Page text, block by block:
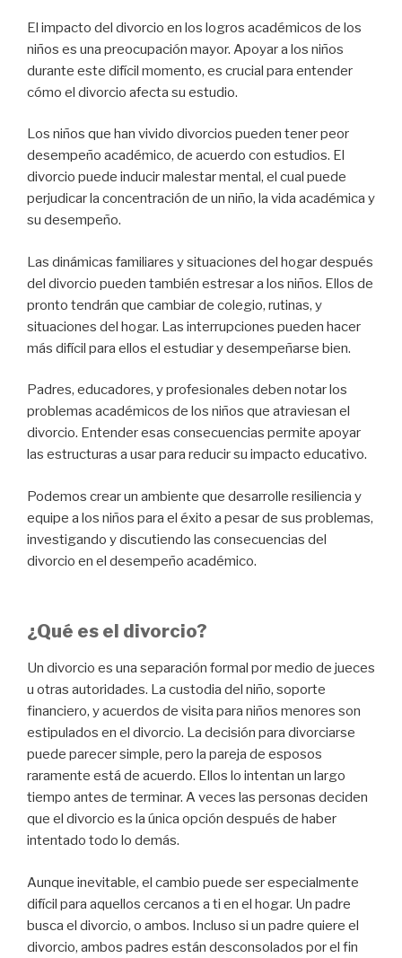
El impacto del divorcio en los logros académicos de los
niños es una preocupación mayor. Apoyar a los niños
durante este difícil momento, es crucial para entender
cómo el divorcio afecta su estudio.
Los niños que han vivido divorcios pueden tener peor
desempeño académico, de acuerdo con estudios. El
divorcio puede inducir malestar mental, el cual puede
perjudicar la concentración de un niño, la vida académica y
su desempeño.
Las dinámicas familiares y situaciones del hogar después
del divorcio pueden también estresar a los niños. Ellos de
pronto tendrán que cambiar de colegio, rutinas, y
situaciones del hogar. Las interrupciones pueden hacer
más difícil para ellos el estudiar y desempeñarse bien.
Padres, educadores, y profesionales deben notar los
problemas académicos de los niños que atraviesan el
divorcio. Entender esas consecuencias permite apoyar
las estructuras a usar para reducir su impacto educativo.
Podemos crear un ambiente que desarrolle resiliencia y
equipe a los niños para el éxito a pesar de sus problemas,
investigando y discutiendo las consecuencias del
divorcio en el desempeño académico.
¿Qué es el divorcio?
Un divorcio es una separación formal por medio de jueces
u otras autoridades. La custodia del niño, soporte
financiero, y acuerdos de visita para niños menores son
estipulados en el divorcio. La decisión para divorciarse
puede parecer simple, pero la pareja de esposos
raramente está de acuerdo. Ellos lo intentan un largo
tiempo antes de terminar. A veces las personas deciden
que el divorcio es la única opción después de haber
intentado todo lo demás.
Aunque inevitable, el cambio puede ser especialmente
difícil para aquellos cercanos a ti en el hogar. Un padre
busca el divorcio, o ambos. Incluso si un padre quiere el
divorcio, ambos padres están desconsolados por el fin